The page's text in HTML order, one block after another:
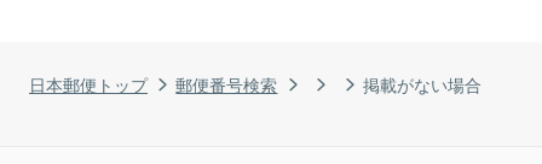
日本郵便トップ 郵便番号検索 掲載がない場合